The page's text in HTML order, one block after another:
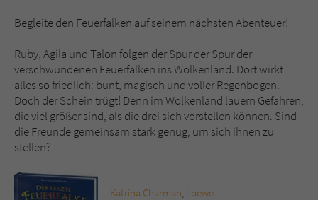
Begleite den Feuerfalken auf seinem nächsten Abenteuer!
Ruby, Agila und Talon folgen der Spur der Spur der
verschwundenen Feuerfalken ins Wolkenland. Dort wirkt
alles so friedlich: bunt, magisch und voller Regenbogen.
Doch der Schein trügt! Denn im Wolkenland lauern Gefahren,
die viel größer sind, als die drei sich vorstellen können. Sind
die Freunde gemeinsam stark genug, um sich ihnen zu
stellen?
Katrina Charman Loewe
Zweck
Dieses Cookie gewährleistet die
Kommunikation der Webseite mit dem
Benutzer. Es wird benötigt um z. B. den
Sicherheitscode des Kontaktformulars zu
überprüfen.